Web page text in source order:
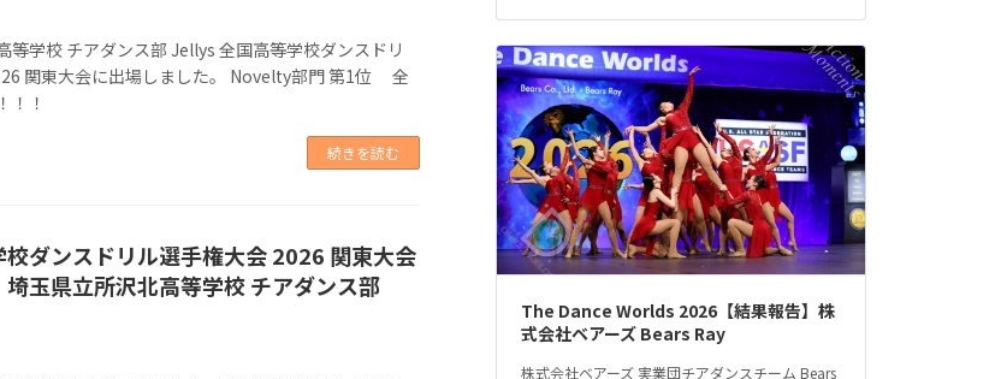
等学校 チアダンス部 Jellys 全国高等学校ダンスドリ
関東大会に出場しました。 Novelty部門 第1位 全
！！
続きを読む
ダンスドリル選手権大会 2026 関東大会
埼玉県立所沢北高等学校 チアダンス部
The Dance Worlds 2026【結果報告】株
式会社ベアーズ Bears Ray
株式会社ベアーズ 実業団チアダンスチーム Bears